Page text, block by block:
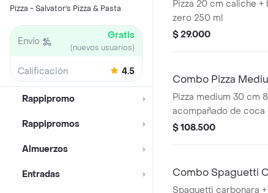
Pizza - Salvator's Pizza & Pasta
Envío Gratis
(nuevos usuarios)
Calificación 4.5
Rappipromo
Rappipromos
Almuerzos
Entradas
Pizza 20 cm caliche
zero 250 ml
$ 29.000
Combo Pizza
Pizza medium 30 cm
acompañado de coca
$ 108.500
Combo Spaguetti
Spaguetti carbonara